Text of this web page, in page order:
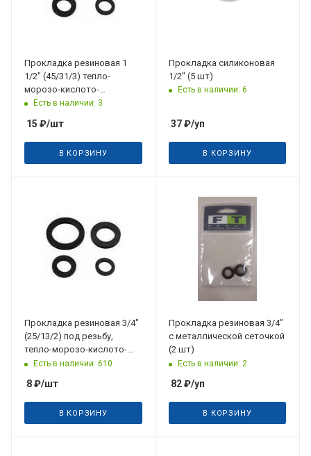
Прокладка резиновая 1
1/2" (45/31/3) тепло-
морозо-кислото-
щелочестойкая
Есть в наличии: 3
15 ₽/шт
В КОРЗИНУ
Прокладка силиконовая
1/2" (5 шт)
Есть в наличии: 6
37₽/уп
В КОРЗИНУ
Прокладка резиновая 3/4"
(25/13/2) под резьбу,
тепло-морозо-кислото-
щелочестойкая
Есть в наличии: 610
8₽/шт
В КОРЗИНУ
Прокладка резиновая 3/4"
с металлической сеточкой
(2 шт)
Есть в наличии: 2
82₽/уп
В КОРЗИНУ